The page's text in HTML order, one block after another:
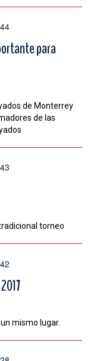
para
de Monterrey
de las
torneo
mismo lugar.